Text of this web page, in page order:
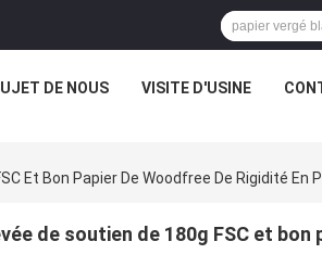
DE NOUS VISITE D'USINE
Et Bon Papier De Woodfree De Rigidité En
de soutien de 180g FSC et